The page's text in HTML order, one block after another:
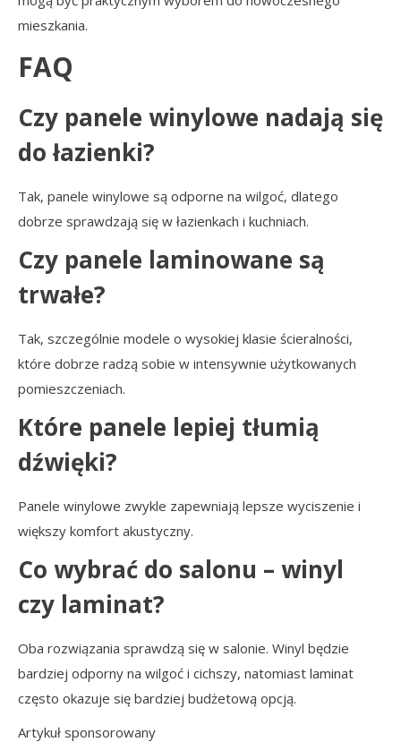
mieszkania.
FAQ
Czy panele winylowe nadają się
do łazienki?
Tak, panele winylowe są odporne na wilgoć, dlatego
dobrze sprawdzają się w łazienkach i kuchniach.
Czy panele laminowane są
trwałe?
Tak, szczególnie modele o wysokiej klasie ścieralności,
które dobrze radzą sobie w intensywnie użytkowanych
pomieszczeniach.
Które panele lepiej tłumią
dźwięki?
Panele winylowe zwykle zapewniają lepsze wyciszenie i
większy komfort akustyczny.
Co wybrać do salonu – winyl
czy laminat?
Oba rozwiązania sprawdzą się w salonie. Winyl będzie
bardziej odporny na wilgoć i cichszy, natomiast laminat
często okazuje się bardziej budżetową opcją.
Artykuł sponsorowany